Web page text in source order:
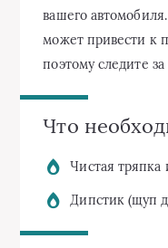
вашего
может привести к
поэтому следите
Что
Чистая
Дипстик (щуп